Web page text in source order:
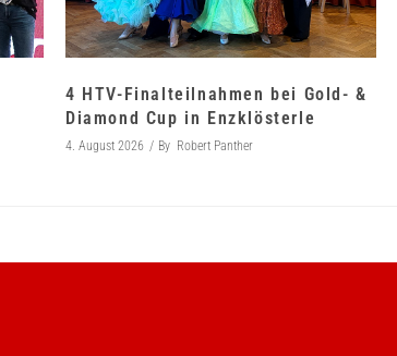
4 HTV-Finalteilnahmen bei Gold- &
Diamond Cup in Enzklösterle
4. August 2026 By Robert Panther